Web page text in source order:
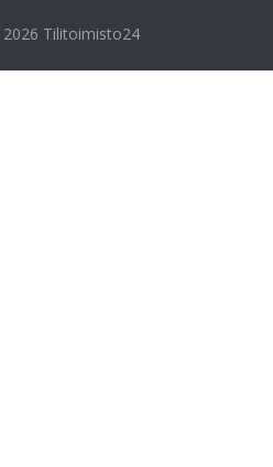
Tilitoimisto24